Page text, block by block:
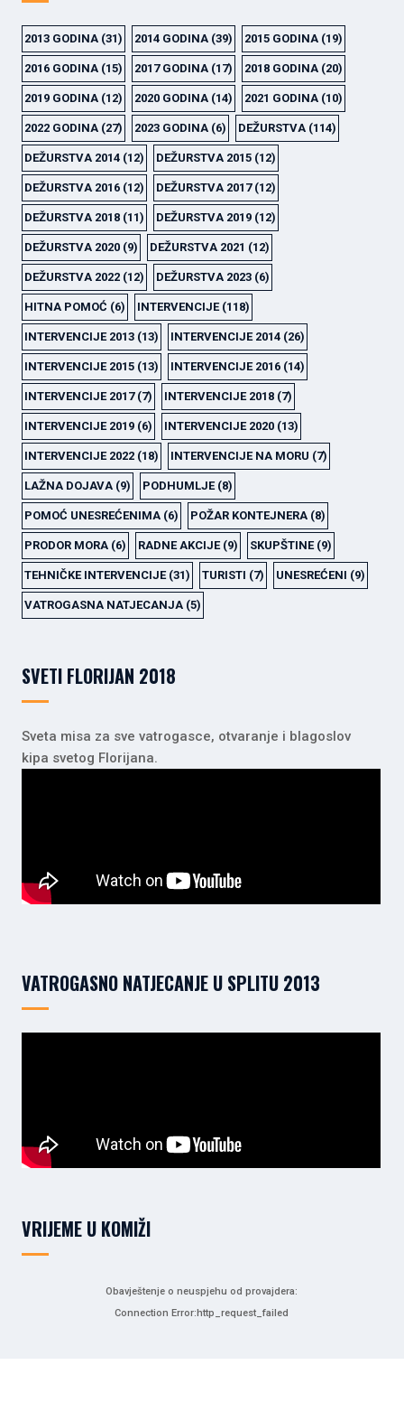
2013 GODINA (31) 2014 GODINA (39) 2015 GODINA (19)
2016 GODINA (15) 2017 GODINA (17) 2018 GODINA (20)
2019 GODINA (12) 2020 GODINA (14) 2021 GODINA (10)
2022 GODINA (27) 2023 GODINA (6) DEŽURSTVA (114)
DEŽURSTVA 2014 (12) DEŽURSTVA 2015 (12)
DEŽURSTVA 2016 (12) DEŽURSTVA 2017(12)
DEŽURSTVA 2018 (11) DEŽURSTVA 2019 (12)
DEŽURSTVA 2020 (9) DEŽURSTVA 2021 (12)
DEŽURSTVA 2022 (12) DEŽURSTVA 2023 (6)
HITNA POMOĆ (6) INTERVENCIJE(118)
INTERVENCIJE 2013 (13) INTERVENCIJE 2014 (26)
INTERVENCIJE 2015 (13) INTERVENCIJE 2016 (14)
INTERVENCIJE 2017(7) INTERVENCIJE 2018 (7)
INTERVENCIJE 2019 (6) INTERVENCIJE 2020 (13)
INTERVENCIJE 2022 (18) INTERVENCIJE NA MORU (7)
LAŽNA DOJAVA (9) PODHUMLJE(8)
POMOĆ UNESREĆENIMA (6) POŽAR KONTEJNERA (8)
PRODOR MORA (6) RADNE AKCIJE(9) SKUPŠTINE(9)
TEHNIČKE INTERVENCIJE(31) TURISTI (7) UNESREĆENI (9)
VATROGASNA NATJECANJA (5)
SVETI FLORIJAN 2018
Sveta misa za sve vatrogasce, otvaranje i blagoslov
kipa svetog Florijana.
VATROGASNO NATJECANJE U SPLITU 2013
VRIJEME U KOMIŽI
Obavještenje o neuspjehu od provajdera:
Connection Error:http_request_failed